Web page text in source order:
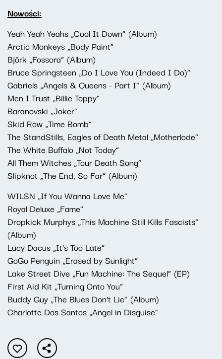
Nowości:
Yeah Yeah Yeahs „Cool It Down” (Album)
Arctic Monkeys „Body Paint”
Björk „Fossora” (Album)
Bruce Springsteen „Do I Love You (Indeed I Do)”
Gabriels „Angels & Queens - Part I” (Album)
Men I Trust „Billie Toppy”
Baranovski „Joker”
Skid Row „Time Bomb”
The StandStills, Eagles of Death Metal „Motherlode”
The White Buffalo „Not Today”
All Them Witches „Tour Death Song”
Slipknot „The End, So Far” (Album)
WILSN „If You Wanna Love Me”
Royal Deluxe „Fame"
Dropkick Murphys „This Machine Still Kills Fascists”
(Album)
Lucy Dacus „It’s Too Late”
GoGo Penguin „Erased by Sunlight”
Lake Street Dive „Fun Machine: The Sequel” (EP)
First Aid Kit „Turning Onto You”
Buddy Guy „The Blues Don’t Lie” (Album)
Charlotte Dos Santos „Angel in Disguise”